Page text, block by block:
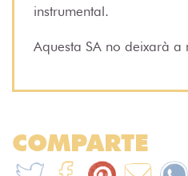
instrumental.
Aquesta SA no deixarà a
COMPARTE